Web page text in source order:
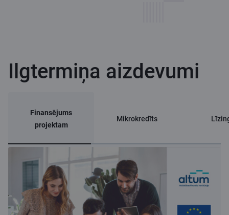
Ilgtermiņa aizdevumi
Finansējums
projektam
Mikrokredīts